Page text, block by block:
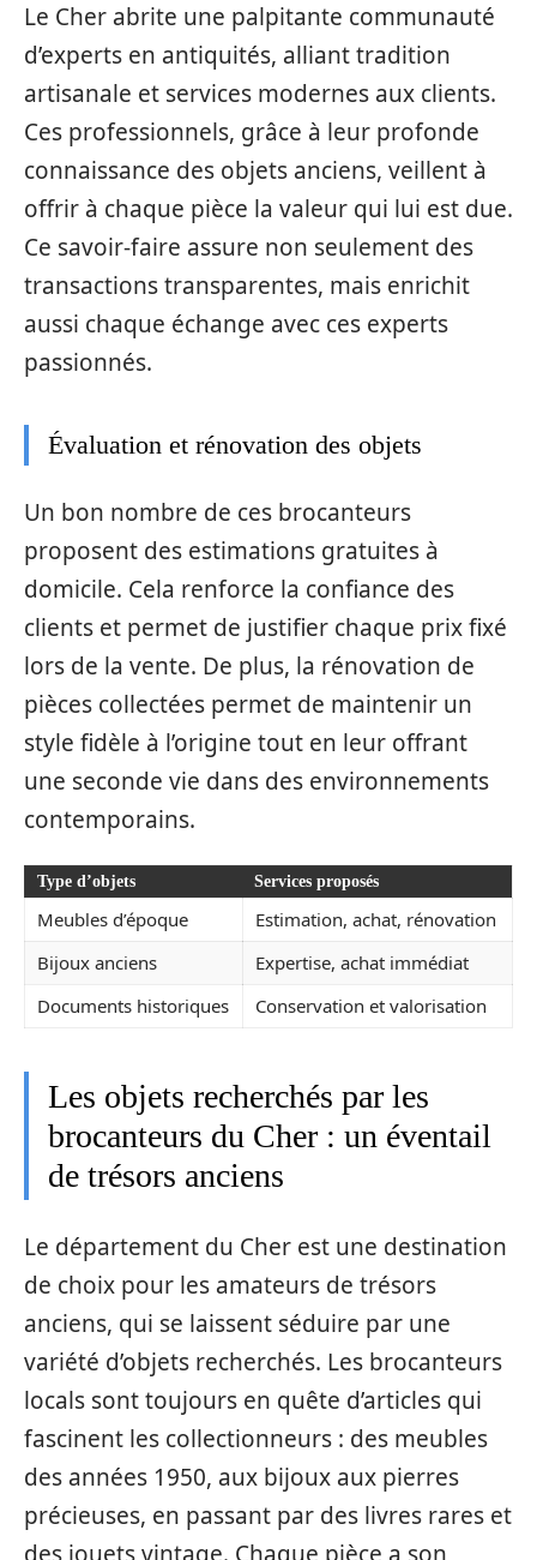
Le Cher abrite une palpitante communauté
d’experts en antiquités, alliant tradition
artisanale et services modernes aux clients.
Ces professionnels, grâce à leur profonde
connaissance des objets anciens, veillent à
offrir à chaque pièce la valeur qui lui est due.
Ce savoir-faire assure non seulement des
transactions transparentes, mais enrichit
aussi chaque échange avec ces experts
passionnés.
Évaluation et rénovation des objets
Un bon nombre de ces brocanteurs
proposent des estimations gratuites à
domicile. Cela renforce la confiance des
clients et permet de justifier chaque prix fixé
lors de la vente. De plus, la rénovation de
pièces collectées permet de maintenir un
style fidèle à l’origine tout en leur offrant
une seconde vie dans des environnements
contemporains.
Type d’objets Services proposés
Meubles d’époque
Estimation, achat, rénovation
Bijoux anciens
Expertise, achat immédiat
Documents historiques
Conservation et valorisation
Les objets recherchés par les
brocanteurs du Cher : un éventail
de trésors anciens
Le département du Cher est une destination
de choix pour les amateurs de trésors
anciens, qui se laissent séduire par une
variété d’objets recherchés. Les brocanteurs
locals sont toujours en quête d’articles qui
fascinent les collectionneurs : des meubles
des années 1950, aux bijoux aux pierres
précieuses, en passant par des livres rares et
des jouets vintage. Chaque pièce a son